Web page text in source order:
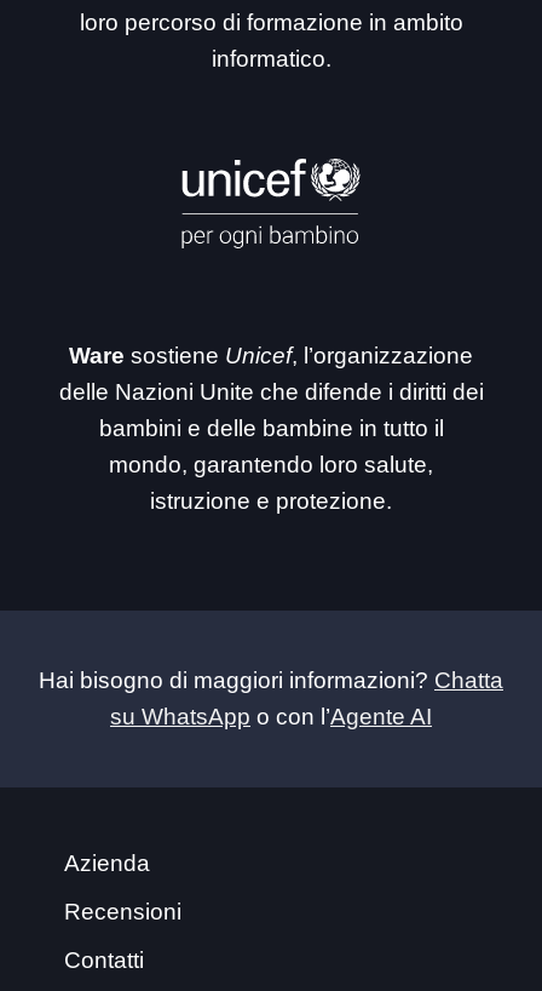
loro percorso di formazione in ambito
informatico.
Ware sostiene Unicef, l’organizzazione
delle Nazioni Unite che difende i diritti dei
bambini e delle bambine in tutto il
mondo, garantendo loro salute,
istruzione e protezione.
Hai bisogno di maggiori informazioni? Chatta
su WhatsApp o con l’Agente AI
Azienda
Recensioni
Contatti